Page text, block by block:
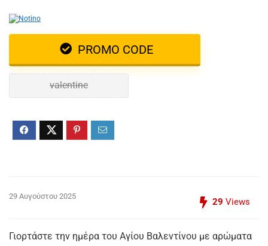
PROMO CODE
valentine
29 Αυγούστου 2025
29 Views
Γιορτάστε την ημέρα του Αγίου Βαλεντίνου με αρώματα